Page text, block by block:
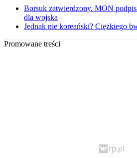
Borsuk zatwierdzony. MON
dla wojska
Jednak nie koreański? Ciężkiego
Promowane treści